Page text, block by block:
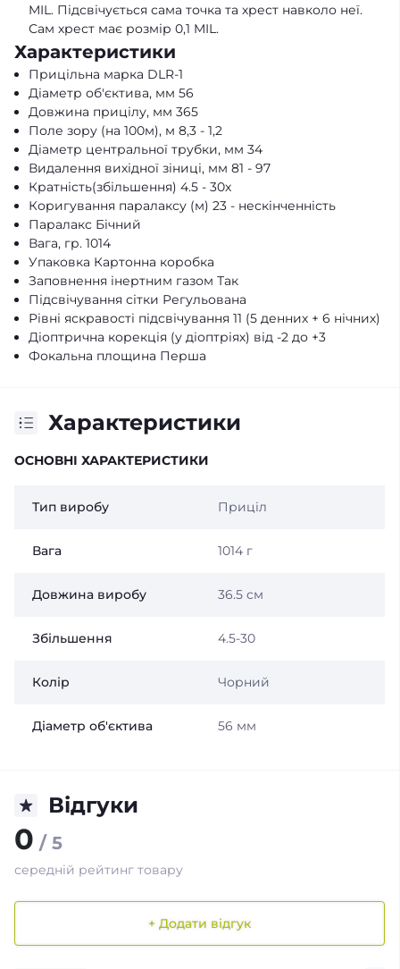
MIL. Підсвічується сама точка та хрест навколо неї.
Сам хрест має розмір 0,1 MIL.
Характеристики
Прицільна марка DLR-1
Діаметр об'єктива, мм 56
Довжина прицілу, мм 365
Поле зору (на 100м), м 8,3 - 1,2
Діаметр центральної трубки, мм 34
Видалення вихідної зіниці, мм 81 - 97
Кратність(збільшення) 4.5 - 30х
Коригування паралаксу (м) 23 - нескінченність
Паралакс Бічний
Вага, гр. 1014
Упаковка Картонна коробка
Заповнення інертним газом Так
Підсвічування сітки Регульована
Рівні яскравості підсвічування 11 (5 денних + 6 нічних)
Діоптрична корекція (у діоптріях) від -2 до +3
Фокальна площина Перша
Характеристики
ОСНОВНІ ХАРАКТЕРИСТИКИ
Тип виробу Приціл
Вага 1014 г
Довжина виробу 36.5 см
Збільшення 4.5-30
Колір Чорний
Діаметр об'єктива 56 мм
Відгуки
0 / 5
середній рейтинг товару
+ Додати відгук